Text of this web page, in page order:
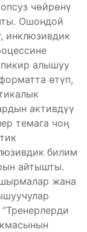
чөйрөнү
Ошондой
инклюзивдик
алышуу
өтүп,
активдүү
темага чоң
билим
айтышты.
жана